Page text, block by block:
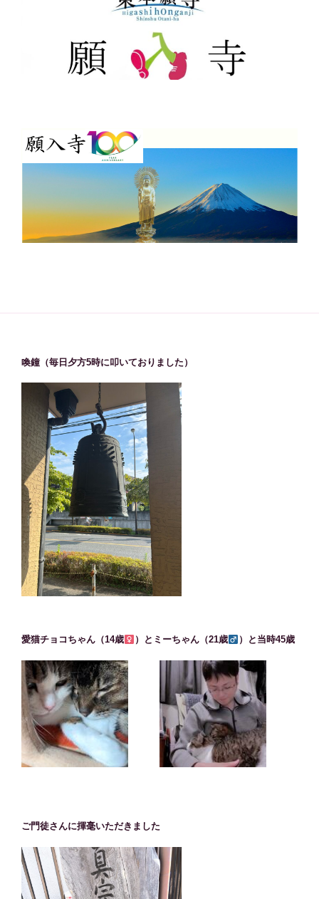
喚鐘（毎日夕方5時に叩いておりました）
愛猫チョコちゃん（14歳 ）とミーちゃん（21歳 ）と当時45歳
ご門徒さんに揮毫いただきました